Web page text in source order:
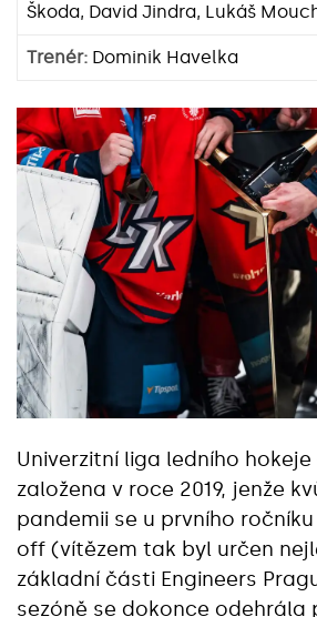
Škoda, David Jindra, Lukáš
Trenér: Dominik Havelka
Univerzitní liga ledního hokeje
založena v roce 2019, jenže
pandemii se u prvního
off (vítězem tak byl určen
základní části Engineers
sezóně se dokonce odehrála